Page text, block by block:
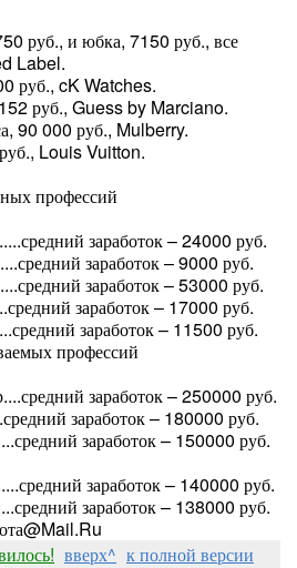
руб., и юбка, 7150 руб., все
Label.
руб., cK Watches.
руб., Guess by Marciano.
90 000 руб., Mulberry.
Louis Vuitton.
профессий
заработок – 24000 руб.
заработок – 9000 руб.
заработок – 53000 руб.
заработок – 17000 руб.
заработок – 11500 руб.
профессий
заработок – 250000 руб.
заработок – 180000 руб.
заработок – 150000 руб.
заработок – 140000 руб.
заработок – 138000 руб.
вверх^ к полной версии